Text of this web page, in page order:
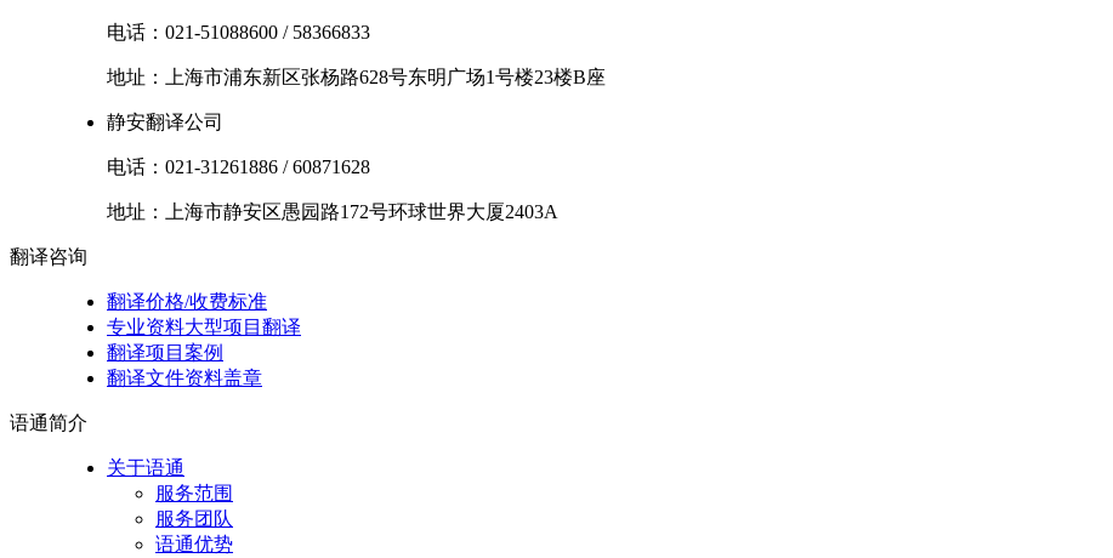
电话： 021-51088600 / 58366833
地址： 上海市浦东新区张杨路628号东明广场1号楼23楼B座
静安翻译公司
电话： 021-31261886 /60871628
地址： 上海市静安区愚园路172号环球世界大厦2403A
翻译咨询
翻译价格/收费标准
专业资料大型项目翻译
翻译项目案例
翻译文件资料盖章
语通简介
关于语通
服务范围
服务团队
语通优势